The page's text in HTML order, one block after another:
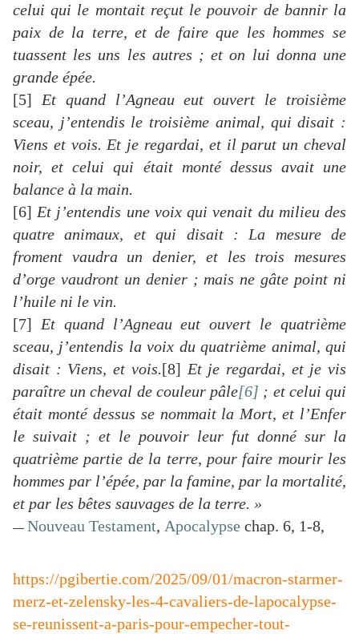
celui qui le montait reçut le pouvoir de bannir la
paix de la terre, et de faire que les hommes se
tuassent les uns les autres ; et on lui donna une
grande épée.
[5] Et quand l’Agneau eut ouvert le troisième
sceau, j’entendis le troisième animal, qui disait :
Viens et vois. Et je regardai, et il parut un cheval
noir, et celui qui était monté dessus avait une
balance à la main.
[6] Et j’entendis une voix qui venait du milieu des
quatre animaux, et qui disait : La mesure de
froment vaudra un denier, et les trois mesures
d’orge vaudront un denier ; mais ne gâte point ni
l’huile ni le vin.
[7] Et quand l’Agneau eut ouvert le quatrième
sceau, j’entendis la voix du quatrième animal, qui
disait : Viens, et vois.[8] Et je regardai, et je vis
paraître un cheval de couleur pâle[6] ; et celui qui
était monté dessus se nommait la Mort, et l’Enfer
le suivait ; et le pouvoir leur fut donné sur la
quatrième partie de la terre, pour faire mourir les
hommes par l’épée, par la famine, par la mortalité,
et par les bêtes sauvages de la terre. »
— Nouveau Testament, Apocalypse chap. 6, 1-8,
https://pgibertie.com/2025/09/01/macron-starmer-
merz-et-zelensky-les-4-cavaliers-de-lapocalypse-
se-reunissent-a-paris-pour-empecher-tout-